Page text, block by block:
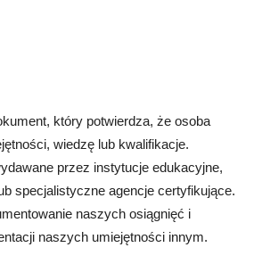
który potwierdza, że osoba
wiedzę lub kwalifikacje.
przez instytucje edukacyjne,
specjalistyczne agencje certyfikujące.
naszych osiągnięć i
naszych umiejętności innym.